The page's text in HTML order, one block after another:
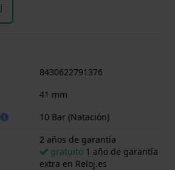
8430622791376
41 mm
10 Bar (Natación)
2 años de garantía
gratuito 1 año de garantía
extra en Reloj.es